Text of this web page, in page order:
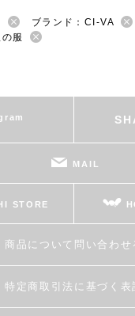
ブランド：CI-VA
服
MAIL
STORE
商品について問い合わせ
特定商取引法に基づく表